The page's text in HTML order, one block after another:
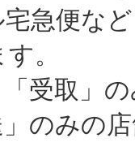
便など
。
取」の
みの店